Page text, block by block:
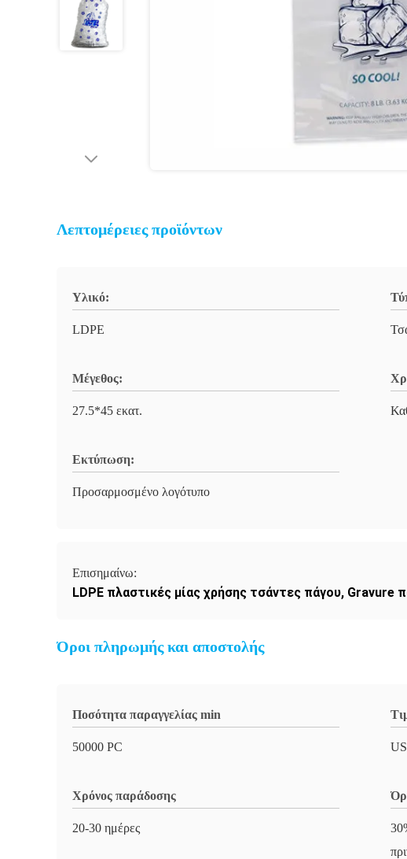
Λεπτομέρειες προϊόντων
Υλικό:
LDPE
Μέγεθος:
27.5*45 εκατ.
Εκτύπωση:
Προσαρμοσμένο λογότυπο
Επισημαίνω:
LDPE πλαστικές μίας χρήσης τσάντες πάγου, Gravure
Όροι πληρωμής και αποστολής
Ποσότητα παραγγελίας min
50000 PC
Χρόνος παράδοσης
20-30 ημέρες